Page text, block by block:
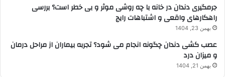
جرمگیری دندان در خانه با چه روشی موثر و بی خطر است؟ بررسی
راهکارهای واقعی و اشتباهات رایج
بهمن 23, 1404
عصب کشی دندان چگونه انجام می شود؟ تجربه بیماران از مراحل درمان
و میزان درد
بهمن 21, 1404